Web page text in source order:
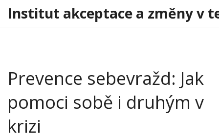
Institut akceptace a změny v
Prevence sebevražd: Jak
pomoci sobě i druhým v
krizi